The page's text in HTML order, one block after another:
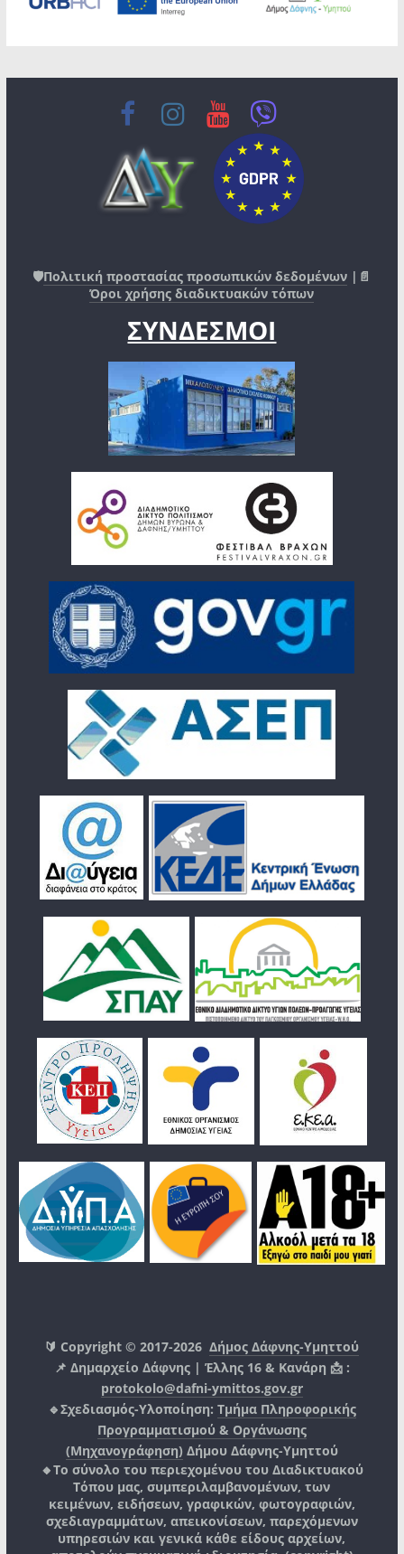
🛡️Πολιτική προστασίας προσωπικών δεδομένων |📄
Όροι χρήσης διαδικτυακών τόπων
ΣΥΝΔΕΣΜΟΙ
🔰 Copyright © 2017-2026Δήμος Δάφνης-Υμηττού
📌 Δημαρχείο Δάφνης | Έλλης 16 & Κανάρη 📩 :
protokolo@dafni-ymittos.gov.gr
🔹Σχεδιασμός-Υλοποίηση: Τμήμα Πληροφορικής
Προγραμματισμού & Οργάνωσης
(Μηχανογράφηση) Δήμου Δάφνης-Υμηττού
🔸Το σύνολο του περιεχομένου του Διαδικτυακού
Τόπου μας, συμπεριλαμβανομένων, των
κειμένων, ειδήσεων, γραφικών, φωτογραφιών,
σχεδιαγραμμάτων, απεικονίσεων, παρεχόμενων
υπηρεσιών και γενικά κάθε είδους αρχείων,